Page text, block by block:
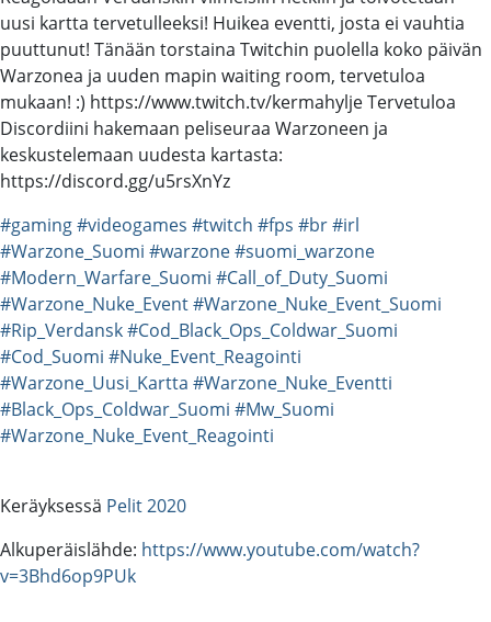
uusi kartta tervetulleeksi! Huikea eventti, josta ei vauhtia
puuttunut! Tänään torstaina Twitchin puolella koko päivän
Warzonea ja uuden mapin waiting room, tervetuloa
mukaan! :) https://www.twitch.tv/kermahylje Tervetuloa
Discordiini hakemaan peliseuraa Warzoneen ja
keskustelemaan uudesta kartasta:
https://discord.gg/u5rsXnYz
#gaming#videogames #twitch #fps #br#irl
#Warzone_Suomi #warzone#suomi_warzone
#Modern_Warfare_Suomi #Call_of_Duty_Suomi
#Warzone_Nuke_Event#Warzone_Nuke_Event_Suomi
#Rip_Verdansk#Cod_Black_Ops_Coldwar_Suomi
#Cod_Suomi #Nuke_Event_Reagointi
#Warzone_Uusi_Kartta #Warzone_Nuke_Eventti
#Black_Ops_Coldwar_Suomi #Mw_Suomi
#Warzone_Nuke_Event_Reagointi
Keräyksessä Pelit 2020
Alkuperäislähde: https://www.youtube.com/watch?
v=3Bhd6op9PUk